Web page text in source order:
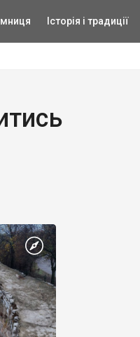
Історія і традиції